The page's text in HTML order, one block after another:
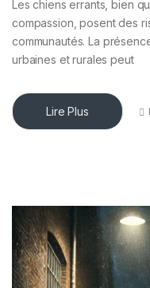
Les chiens errants, bien
compassion, posent des
communautés. La
urbaines et rurales peut
Lire Plus